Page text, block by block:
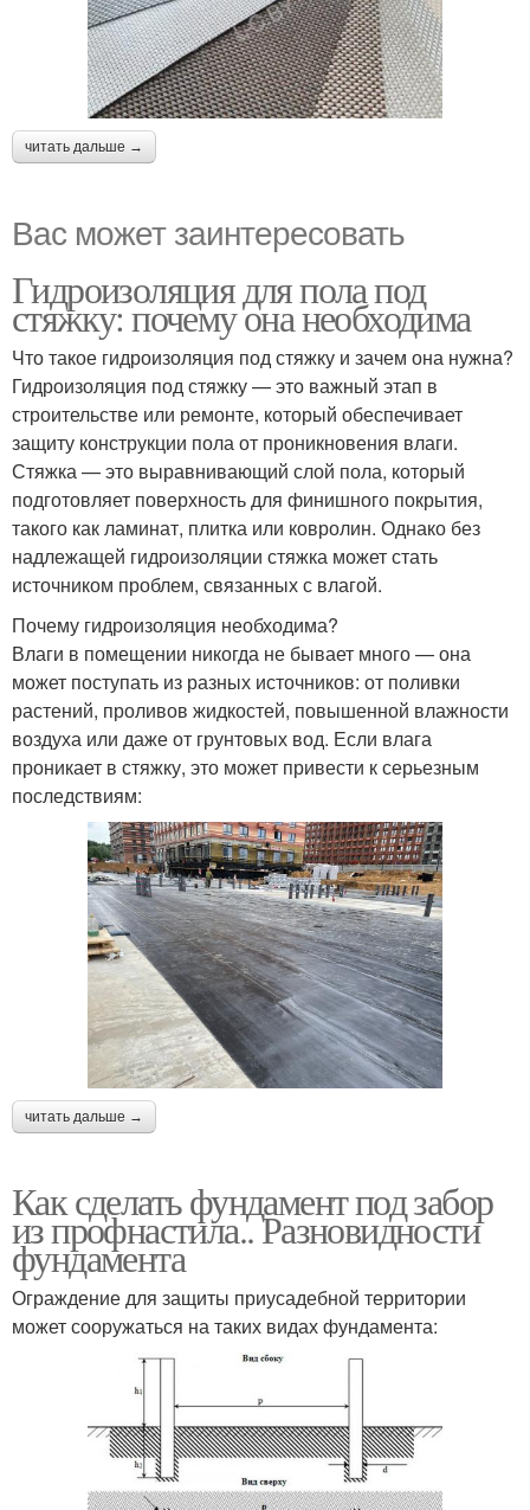
читать дальше →
Вас может заинтересовать
Гидроизоляция для пола под
стяжку: почему она необходима
Что такое гидроизоляция под стяжку и зачем она нужна?
Гидроизоляция под стяжку — это важный этап в
строительстве или ремонте, который обеспечивает
защиту конструкции пола от проникновения влаги.
Стяжка — это выравнивающий слой пола, который
подготовляет поверхность для финишного покрытия,
такого как ламинат, плитка или ковролин. Однако без
надлежащей гидроизоляции стяжка может стать
источником проблем, связанных с влагой.
Почему гидроизоляция необходима?
Влаги в помещении никогда не бывает много — она
может поступать из разных источников: от поливки
растений, проливов жидкостей, повышенной влажности
воздуха или даже от грунтовых вод. Если влага
проникает в стяжку, это может привести к серьезным
последствиям:
читать дальше →
Как сделать фундамент под забор
из профнастила.. Разновидности
фундамента
Ограждение для защиты приусадебной территории
может сооружаться на таких видах фундамента: